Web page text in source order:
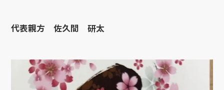
代表親方 佐久間 研太